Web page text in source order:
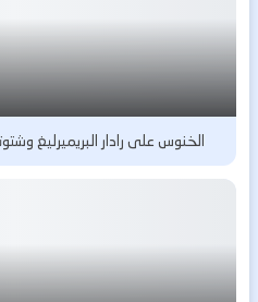
الخنوس على رادار البريميرليغ